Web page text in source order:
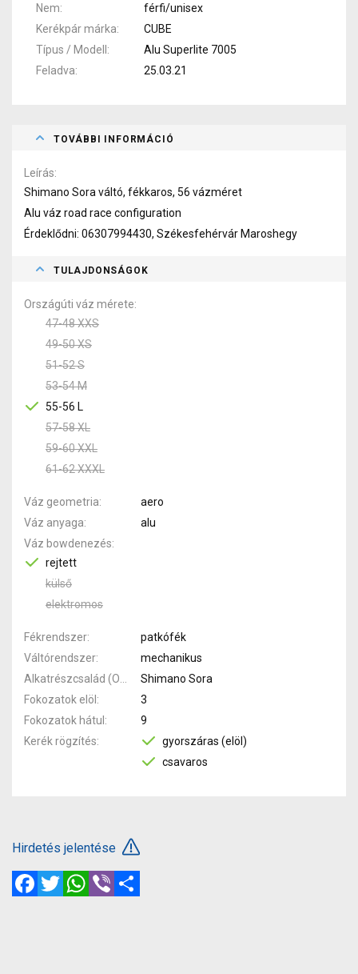
Nem
férfi/unisex
Kerékpár márka
CUBE
Típus / Modell
Alu Superlite 7005
Feladva
25.03.21
TOVÁBBI INFORMÁCIÓ
Leírás
Shimano Sora váltó, fékkaros, 56 vázméret
Alu váz road race configuration
Érdeklődni: 06307994430, Székesfehérvár Maroshegy
TULAJDONSÁGOK
Országúti váz mérete
47-48 XXS
49-50 XS
51-52 S
53-54 M
55-56 L
57-58 XL
59-60 XXL
61-62 XXXL
Váz geometria
aero
Váz anyaga
alu
Váz bowdenezés
rejtett
külső
elektromos
Fékrendszer
patkófék
Váltórendszer
mechanikus
Shimano Sora
Fokozatok elöl
3
Fokozatok hátul
9
Kerék rögzítés
gyorszáras (elöl)
csavaros
Hirdetés jelentése
FacebookTwitterWhatsApp
Viber